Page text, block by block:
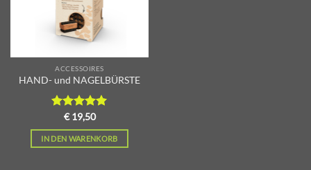
ACCESSOIRES
HAND- und NAGELBÜRSTE
Bewertet
mit5.00
von 5
€ 19,50
IN DEN WARENKORB